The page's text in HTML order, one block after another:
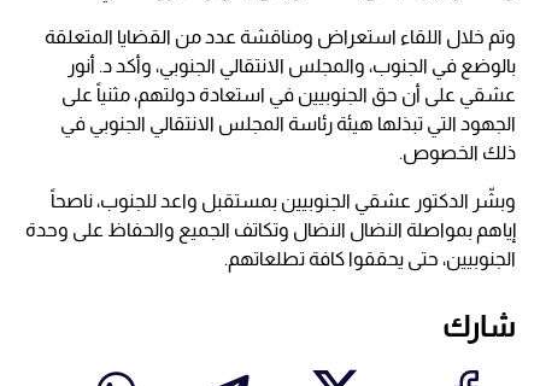
وتم خلال اللقاء استعراض ومناقشة عدد من القضايا المتعلقة
بالوضع في الجنوب، والمجلس الانتقالي الجنوبي، وأكد د. أنور
عشقي على أن حق الجنوبيين في استعادة دولتهم، مثنياً على
الجهود التي تبذلها هيئة رئاسة المجلس الانتقالي الجنوبي في
ذلك الخصوص.
وبشّر الدكتور عشقي الجنوبيين بمستقبل واعد للجنوب، ناصحاً
إياهم بمواصلة النضال النضال وتكاتف الجميع والحفاظ على وحدة
الجنوبيين، حتى يحققوا كافة تطلعاتهم.
شارك